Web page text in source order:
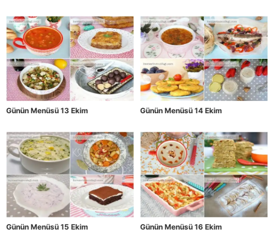
Günün Menüsü 13 Ekim Günün Menüsü 14 Ekim
Günün Menüsü 15 Ekim Günün Menüsü 16 Ekim